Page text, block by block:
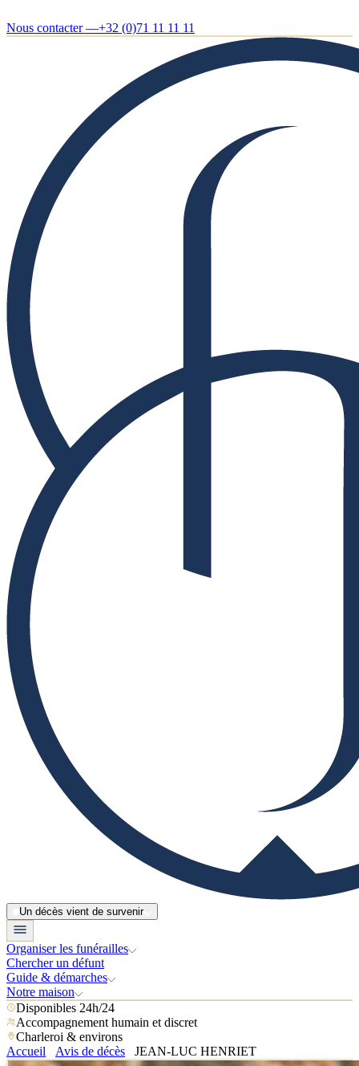
Nous contacter —+32 (0)71 11 11 11
Un décès vient de survenir
Organiser les funérailles
Chercher un défunt
Guide & démarches
Notre maison
Disponibles 24h/24
Accompagnement humain et discret
Charleroi & environs
Accueil
Avis de décès JEAN-LUC HENRIET